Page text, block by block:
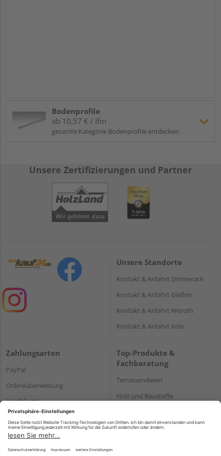
Bodenprofile
ab 10,57 € / lfm
gesamte Kategorie Bodenprofile entdecken
Unsere Zertifizierungen und Partner
Unsere Standorte
Kontakt & Anfahrt Simmerath
Kontakt & Anfahrt Gießen
Kontakt & Anfahrt Weroth
Kontakt & Anfahrt Köln
Zahlungsarten
PayPal
Onlineüberweisung
Kreditkarte
Rechnung*
*Bonität vorausgesetzt
Top-Produkte &
Fachberatung
Terrassendielen
Holz und Baustoffe